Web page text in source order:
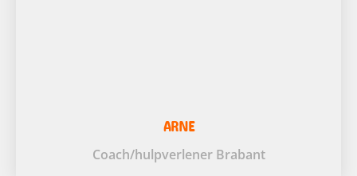
ARNE
Coach/hulpverlener Brabant